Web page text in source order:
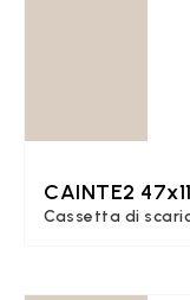
CAINTE2
Cassetta di